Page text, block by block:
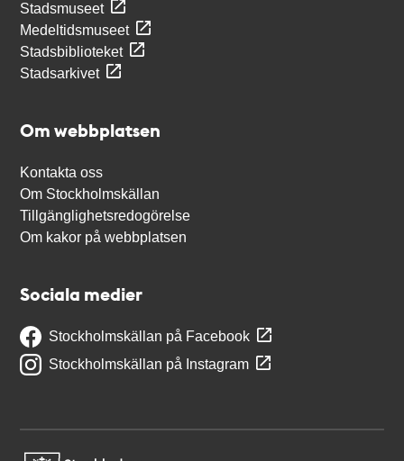
Stadsmuseet
Medeltidsmuseet
Stadsbiblioteket
Stadsarkivet
Om webbplatsen
Kontakta oss
Om Stockholmskällan
Tillgänglighetsredogörelse
Om kakor på webbplatsen
Sociala medier
Stockholmskällan på Facebook
Stockholmskällan på Instagram